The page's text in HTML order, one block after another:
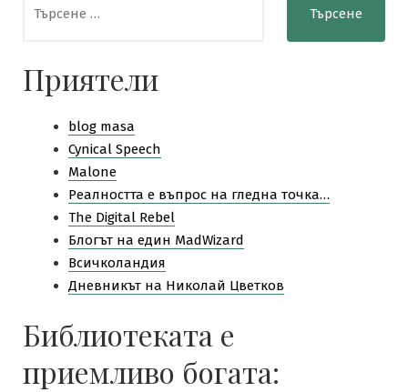
страници
за:
Приятели
blog masa
Cynical Speech
Malone
Pеалността е въпрос на гледна точка…
The Digital Rebel
Блогът на един MadWizard
Всичколандия
Дневникът на Николай Цветков
Библиотеката е
приемливо богата: